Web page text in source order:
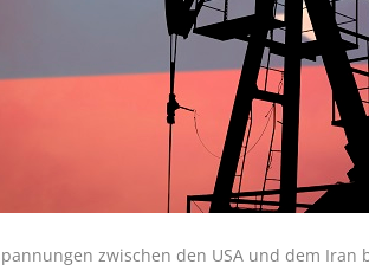
zwischen den USA und dem